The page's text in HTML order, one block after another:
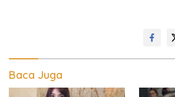
Baca Juga